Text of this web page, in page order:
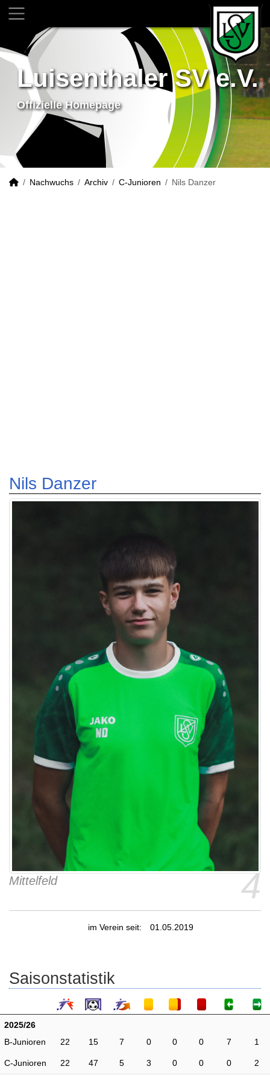
Luisenthaler SV e.V.
Offizielle Homepage
Nachwuchs Archiv C-Junioren Nils Danzer
Nils Danzer
4
Mittelfeld
im Verein seit: 01.05.2019
Saisonstatistik
2025/26
B-Junioren
22 15 7 0 0 0 7 1
C-Junioren 22 47 5 3 0 0 0 2